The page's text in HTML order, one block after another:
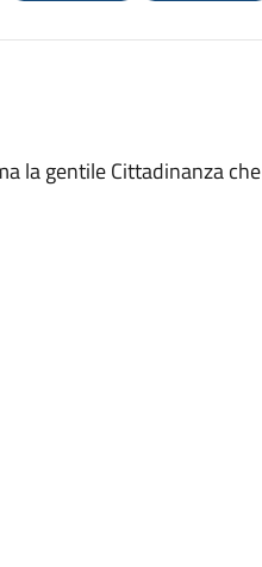
la gentile Cittadinanza che